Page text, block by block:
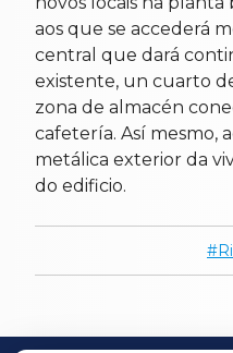
aos que se accederá
central que dará
existente, un cuarto
zona de almacén
cafetería. Así mesmo,
metálica exterior da
do edificio.